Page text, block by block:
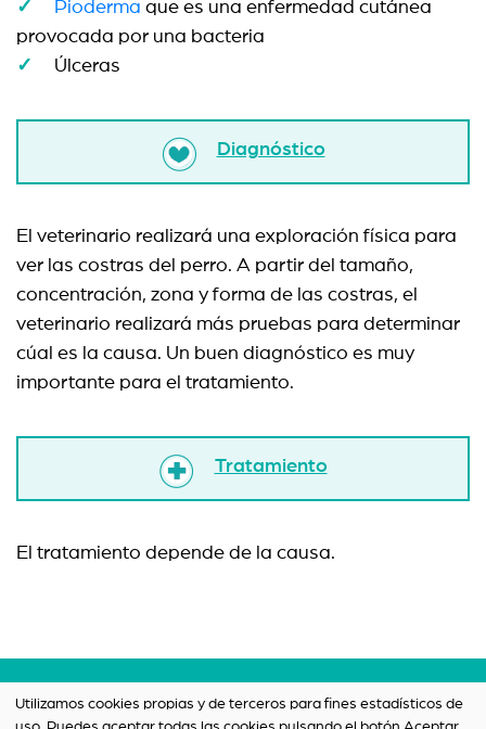
Pioderma que es una enfermedad cutánea
provocada por una bacteria
Úlceras
Diagnóstico
El veterinario realizará una exploración física para
ver las costras del perro. A partir del tamaño,
concentración, zona y forma de las costras, el
veterinario realizará más pruebas para determinar
cúal es la causa. Un buen diagnóstico es muy
importante para el tratamiento.
Tratamiento
El tratamiento depende de la causa.
Términos y condiciones
Utilizamos cookies propias y de terceros para fines estadísticos de